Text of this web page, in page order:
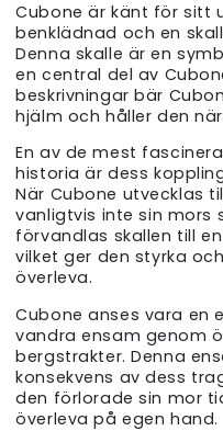
Cubone är känt för sitt
benklädnad och en
Denna skalle är en
en central del av
beskrivningar bär
hjälm och håller den
En av de mest
historia är dess
När Cubone utvecklas
vanligtvis inte sin mors
förvandlas skallen till
vilket ger den styrka
överleva.
Cubone anses vara en
vandra ensam genom
bergstrakter. Denna
konsekvens av dess
den förlorade sin mor
överleva på egen hand.